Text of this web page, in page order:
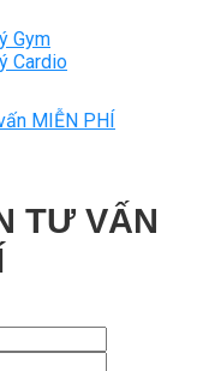
Gym
Cardio
MIỄN PHÍ
TƯ VẤN